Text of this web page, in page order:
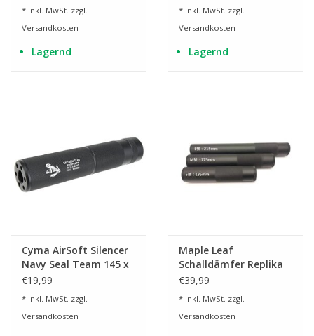
* Inkl. MwSt. zzgl.
Versandkosten
Lagernd
* Inkl. MwSt. zzgl.
Versandkosten
Lagernd
Cyma AirSoft Silencer
Navy Seal Team 145 x
30 mm - BK
€19,99
* Inkl. MwSt. zzgl.
Versandkosten
Maple Leaf
Schalldämfer Replika
14 mm CW/CCW + 16
€39,99
* Inkl. MwSt. zzgl.
Versandkosten